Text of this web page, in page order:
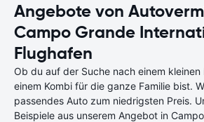
Angebote von
Campo Grande
Flughafen
Ob du auf der Suche nach einem
einem Kombi für die ganze Familie bist.
passendes Auto zum niedrigsten Preis.
Beispiele aus unserem Angebot in